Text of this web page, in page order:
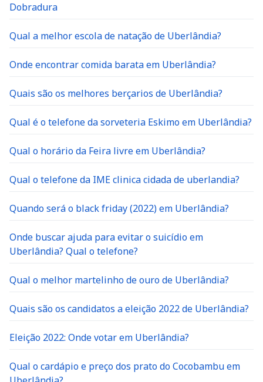
Dobradura
Qual a melhor escola de natação de Uberlândia?
Onde encontrar comida barata em Uberlândia?
Quais são os melhores berçarios de Uberlândia?
Qual é o telefone da sorveteria Eskimo em Uberlândia?
Qual o horário da Feira livre em Uberlândia?
Qual o telefone da IME clinica cidada de uberlandia?
Quando será o black friday (2022) em Uberlândia?
Onde buscar ajuda para evitar o suicídio em
Uberlândia? Qual o telefone?
Qual o melhor martelinho de ouro de Uberlândia?
Quais são os candidatos a eleição 2022 de Uberlândia?
Eleição 2022: Onde votar em Uberlândia?
Qual o cardápio e preço dos prato do Cocobambu em